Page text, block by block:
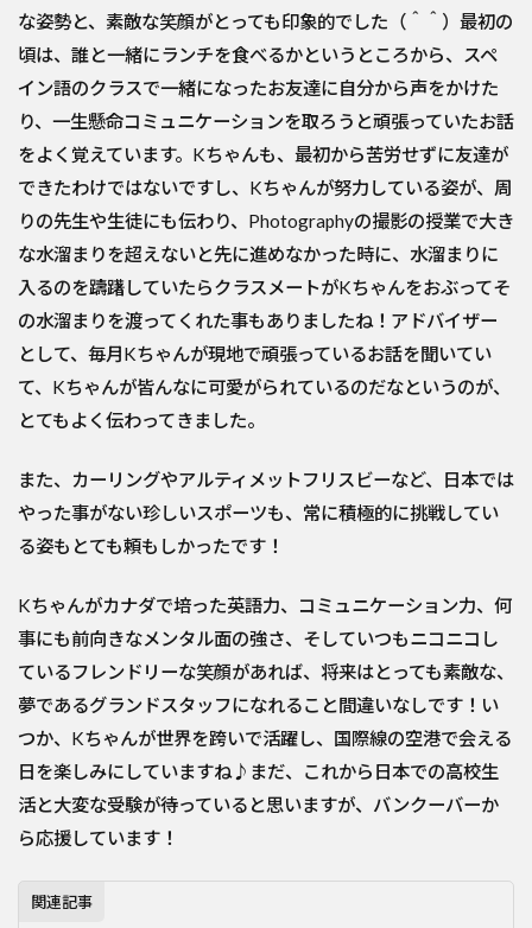
な姿勢と、素敵な笑顔がとっても印象的でした（＾＾）最初の
頃は、誰と一緒にランチを食べるかというところから、スペ
イン語のクラスで一緒になったお友達に自分から声をかけた
り、一生懸命コミュニケーションを取ろうと頑張っていたお話
をよく覚えています。Kちゃんも、最初から苦労せずに友達が
できたわけではないですし、Kちゃんが努力している姿が、周
りの先生や生徒にも伝わり、Photographyの撮影の授業で大き
な水溜まりを超えないと先に進めなかった時に、水溜まりに
入るのを躊躇していたらクラスメートがKちゃんをおぶってそ
の水溜まりを渡ってくれた事もありましたね！アドバイザー
として、毎月Kちゃんが現地で頑張っているお話を聞いてい
て、Kちゃんが皆んなに可愛がられているのだなというのが、
とてもよく伝わってきました。
また、カーリングやアルティメットフリスビーなど、日本では
やった事がない珍しいスポーツも、常に積極的に挑戦してい
る姿もとても頼もしかったです！
Kちゃんがカナダで培った英語力、コミュニケーション力、何
事にも前向きなメンタル面の強さ、そしていつもニコニコし
ているフレンドリーな笑顔があれば、将来はとっても素敵な、
夢であるグランドスタッフになれること間違いなしです！い
つか、Kちゃんが世界を跨いで活躍し、国際線の空港で会える
日を楽しみにしていますね♪まだ、これから日本での高校生
活と大変な受験が待っていると思いますが、バンクーバーか
ら応援しています！
関連記事